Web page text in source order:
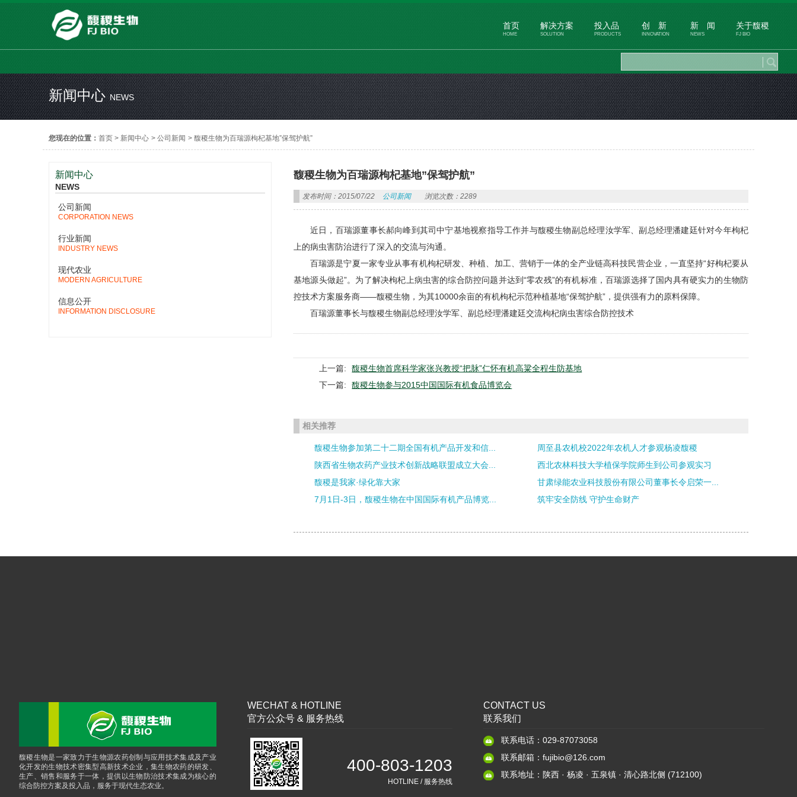
首页
HOME
解决方案
SOLUTION
投入品
PRODUCTS
创 新
INNOVATION
新 闻
NEWS
关于馥稷
FJ BIO
新闻中心NEWS
您现在的位置： 首页 > 新闻中心 > 公司新闻 > 馥稷生物为百瑞源枸杞基地”保驾护航”
新闻中心
NEWS
公司新闻
CORPORATION NEWS
行业新闻
INDUSTRY NEWS
现代农业
MODERN AGRICULTURE
信息公开
INFORMATION DISCLOSURE
馥稷生物为百瑞源枸杞基地”保驾护航”
发布时间：2015/07/22 公司新闻 浏览次数：2289
近日，百瑞源董事长郝向峰到其司中宁基地视察指导工作并与馥稷生物副总经理汝学军、副总经理潘建廷针对今年枸杞
上的病虫害防治进行了深入的交流与沟通。
百瑞源是宁夏一家专业从事有机枸杞研发、种植、加工、营销于一体的全产业链高科技民营企业，一直坚持“好枸杞要从
基地源头做起”。为了解决枸杞上病虫害的综合防控问题并达到“零农残”的有机标准，百瑞源选择了国内具有硬实力的生物防
控技术方案服务商——馥稷生物，为其10000余亩的有机枸杞示范种植基地“保驾护航”，提供强有力的原料保障。
百瑞源董事长与馥稷生物副总经理汝学军、副总经理潘建廷交流枸杞病虫害综合防控技术
上一篇:
馥稷生物首席科学家张兴教授“把脉”仁怀有机高粱全程生防基地
下一篇:
馥稷生物参与2015中国国际有机食品博览会
相关推荐
馥稷生物参加第二十二期全国有机产品开发和信...
周至县农机校2022年农机人才参观杨凌馥稷
陕西省生物农药产业技术创新战略联盟成立大会...
西北农林科技大学植保学院师生到公司参观实习
馥稷是我家·绿化靠大家
甘肃绿能农业科技股份有限公司董事长令启荣一...
7月1日-3日，馥稷生物在中国国际有机产品博览...
筑牢安全防线 守护生命财产
馥稷生物是一家致力于生物源农药创制与应用技术集成及产业
化开发的生物技术密集型高新技术企业，集生物农药的研发、
生产、销售和服务于一体，提供以生物防治技术集成为核心的
综合防控方案及投入品，服务于现代生态农业。
WECHAT & HOTLINE
官方公众号 & 服务热线
400-803-1203
HOTLINE / 服务热线
CONTACT US
联系我们
联系电话：029-87073058
联系邮箱：fujibio@126.com
联系地址：陕西 · 杨凌 · 五泉镇 · 清心路北侧 (712100)